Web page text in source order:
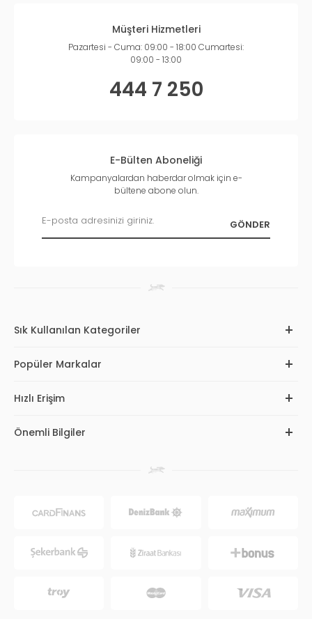
Müşteri Hizmetleri
Pazartesi - Cuma: 09:00 - 18:00 Cumartesi:
09:00 - 13:00
444 7 250
E-Bülten Aboneliği
Kampanyalardan haberdar olmak için e-
bültene abone olun.
Sık Kullanılan Kategoriler
Popüler Markalar
Hızlı Erişim
Önemli Bilgiler